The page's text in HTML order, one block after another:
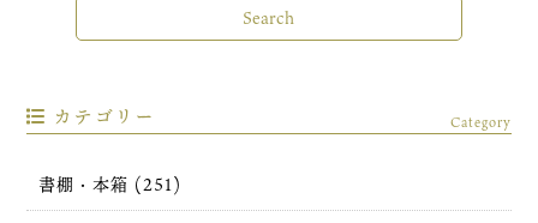
カテゴリー Category
書棚・本箱 (251)